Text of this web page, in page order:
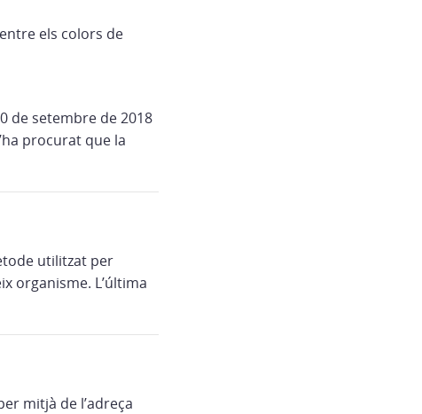
els colors de
de setembre de 2018
procurat que la
utilitzat per
organisme. L’última
mitjà de l’adreça